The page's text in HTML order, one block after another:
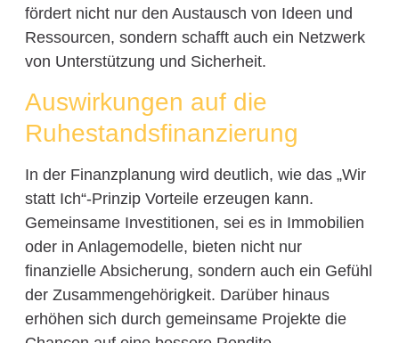
fördert nicht nur den Austausch von Ideen und
Ressourcen, sondern schafft auch ein Netzwerk
von Unterstützung und Sicherheit.
Auswirkungen auf die
Ruhestandsfinanzierung
In der Finanzplanung wird deutlich, wie das „Wir
statt Ich“-Prinzip Vorteile erzeugen kann.
Gemeinsame Investitionen, sei es in Immobilien
oder in Anlagemodelle, bieten nicht nur
finanzielle Absicherung, sondern auch ein Gefühl
der Zusammengehörigkeit. Darüber hinaus
erhöhen sich durch gemeinsame Projekte die